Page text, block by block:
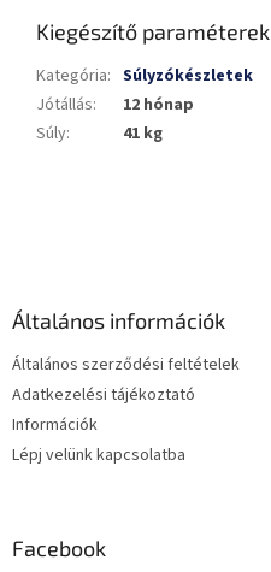
Kiegészítő paraméterek
Kategória: Súlyzókészletek
Jótállás:
12 hónap
Súly: 41 kg
Általános információk
Általános szerződési feltételek
Adatkezelési tájékoztató
Információk
Lépj velünk kapcsolatba
Facebook